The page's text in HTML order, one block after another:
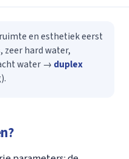
en esthetiek eerst
zeer hard water,
water → duplex